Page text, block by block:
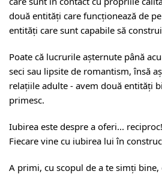
două entități care funcționează de
entități care sunt capabile să
Poate că lucrurile așternute până
seci sau lipsite de romantism, însă
relațiile adulte - avem două entități
primesc.
Iubirea este despre a oferi... reciproc!
Fiecare vine cu iubirea lui în
A primi, cu scopul de a te simți bine,